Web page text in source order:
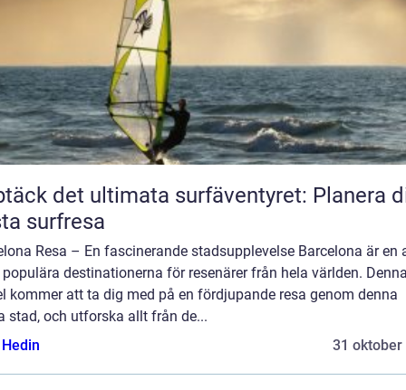
det ultimata surfäventyret: Planera
surfresa
Resa – En fascinerande stadsupplevelse Barcelona är en
destinationerna för resenärer från hela världen.
kommer att ta dig med på en fördjupande resa genom denna
stad, och utforska allt från de...
31 oktober